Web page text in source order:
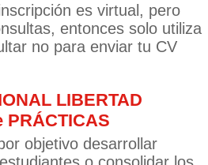
es virtual, pero
entonces solo utiliza
no para enviar tu CV
LIBERTAD
PRÁCTICAS
objetivo desarrollar